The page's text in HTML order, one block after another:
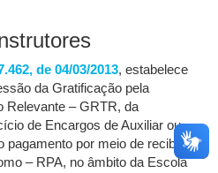
de 04/03/2013, estabelece
da Gratificação pela
Relevante – GRTR, da
de Encargos de Auxiliar ou
pagamento por meio de recibo
– RPA, no âmbito da Escola